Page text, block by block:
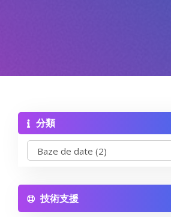
Reseller Radio SonicPanel SHOUTcast
WebHosting
Reseller Web Hosting
分類
技術支援